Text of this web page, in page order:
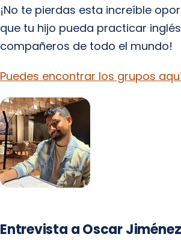
¡No te pierdas esta increíble
que tu hijo pueda practicar
compañeros de todo el mundo!
Puedes encontrar los grupos
Entrevista a Oscar